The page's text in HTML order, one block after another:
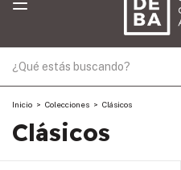
Inicio > Colecciones > Clásicos
Clásicos